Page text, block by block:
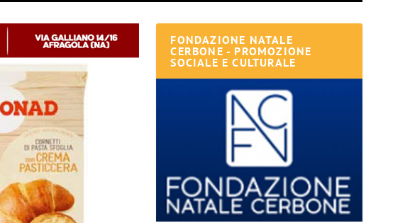
FONDAZIONE NATALE
CERBONE - PROMOZIONE
SOCIALE E CULTURALE